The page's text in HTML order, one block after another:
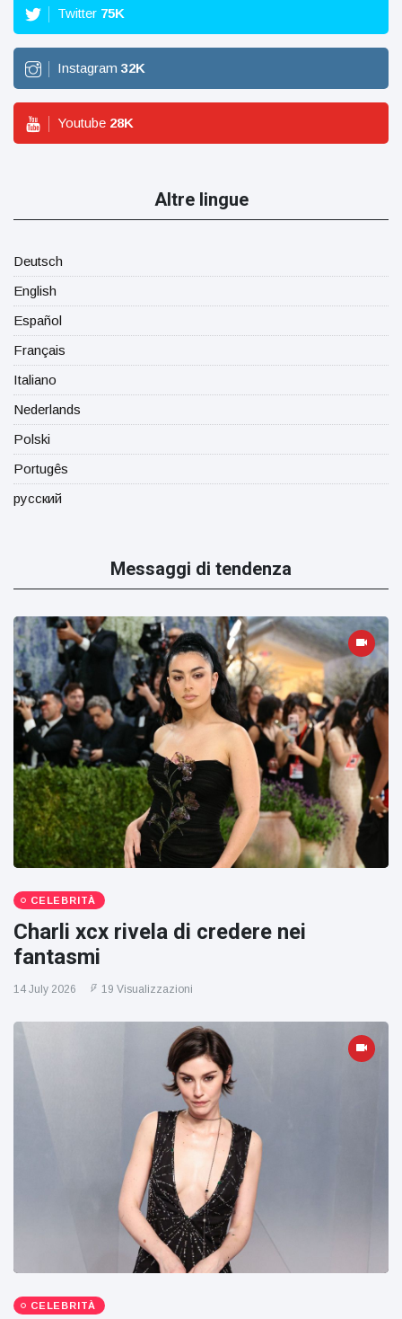
Twitter 75K
Instagram 32K
Youtube 28K
Altre lingue
Deutsch
English
Español
Français
Italiano
Nederlands
Polski
Portugês
русский
Messaggi di tendenza
CELEBRITÀ
Charli xcx rivela di credere nei
fantasmi
14 July 2026 19 Visualizzazioni
CELEBRITÀ